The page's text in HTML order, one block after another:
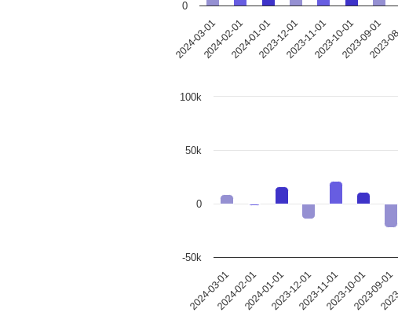
2024-03-012024-02-012024-01-012023-12-012023-11-012023-10-012023-09-01
2023-
0
2024-03-012024-02-012024-01-012023-12-012023-11-012023-10-012023-09-01
-50k
0
50k
100k